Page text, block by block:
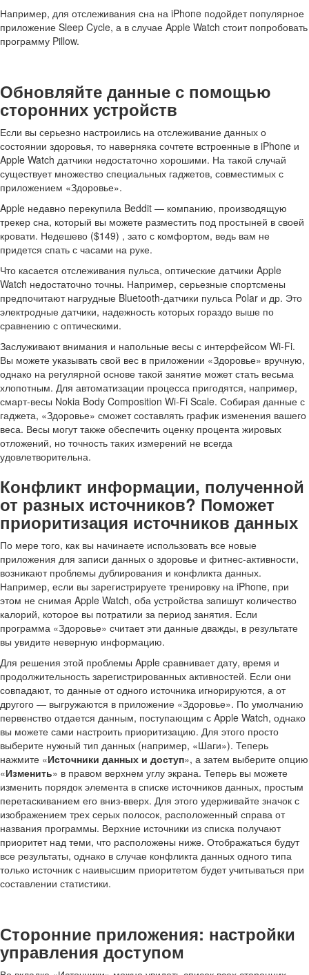
Например, для отслеживания сна на iPhone подойдет популярное
приложение Sleep Cycle, а в случае Apple Watch стоит попробовать
программу Pillow.
Обновляйте данные с помощью
сторонних устройств
Если вы серьезно настроились на отслеживание данных о
состоянии здоровья, то наверняка сочтете встроенные в iPhone и
Apple Watch датчики недостаточно хорошими. На такой случай
существует множество специальных гаджетов, совместимых с
приложением «Здоровье».
Apple недавно перекупила Beddit — компанию, производящую
трекер сна, который вы можете разместить под простыней в своей
кровати. Недешево ($149) , зато с комфортом, ведь вам не
придется спать с часами на руке.
Что касается отслеживания пульса, оптические датчики Apple
Watch недостаточно точны. Например, серьезные спортсмены
предпочитают нагрудные Bluetooth-датчики пульса Polar и др. Это
электродные датчики, надежность которых гораздо выше по
сравнению с оптическими.
Заслуживают внимания и напольные весы с интерфейсом Wi-Fi.
Вы можете указывать свой вес в приложении «Здоровье» вручную,
однако на регулярной основе такой занятие может стать весьма
хлопотным. Для автоматизации процесса пригодятся, например,
смарт-весы Nokia Body Composition Wi-Fi Scale. Собирая данные с
гаджета, «Здоровье» сможет составлять график изменения вашего
веса. Весы могут также обеспечить оценку процента жировых
отложений, но точность таких измерений не всегда
удовлетворительна.
Конфликт информации, полученной
от разных источников? Поможет
приоритизация источников данных
По мере того, как вы начинаете использовать все новые
приложения для записи данных о здоровье и фитнес-активности,
возникают проблемы дублирования и конфликта данных.
Например, если вы зарегистрируете тренировку на iPhone, при
этом не снимая Apple Watch, оба устройства запишут количество
калорий, которое вы потратили за период занятия. Если
программа «Здоровье» считает эти данные дважды, в результате
вы увидите неверную информацию.
Для решения этой проблемы Apple сравнивает дату, время и
продолжительность зарегистрированных активностей. Если они
совпадают, то данные от одного источника игнорируются, а от
другого — выгружаются в приложение «Здоровье». По умолчанию
первенство отдается данным, поступающим с Apple Watch, однако
вы можете сами настроить приоритизацию. Для этого просто
выберите нужный тип данных (например, «Шаги»). Теперь
нажмите «Источники данных и доступ», а затем выберите опцию
«Изменить» в правом верхнем углу экрана. Теперь вы можете
изменить порядок элемента в списке источников данных, простым
перетаскиванием его вниз-вверх. Для этого удерживайте значок с
изображением трех серых полосок, расположенный справа от
названия программы. Верхние источники из списка получают
приоритет над теми, что расположены ниже. Отображаться будут
все результаты, однако в случае конфликта данных одного типа
только источник с наивысшим приоритетом будет учитываться при
составлении статистики.
Сторонние приложения: настройки
управления доступом